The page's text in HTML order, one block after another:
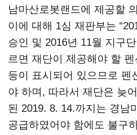
남마산로봇랜드에 제공할
이에 대해 1심 재판부는
승인 및 2016년 11월 지구
르면 재단이 제공해야 할
등이 표시되어 있으므로 펜
야 하며, 따라서 재단은 늦
된 2019. 8. 14.까지는 경남
공급하였어야 함에도 불구